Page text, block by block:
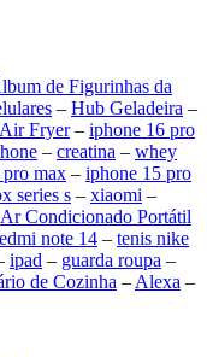
de Figurinhas da
– Hub Geladeira –
Air Fryer– iphone 16 pro
– creatina – whey
max – iphone 15 pro
series s – xiaomi –
Ar Condicionado Portátil
note 14 – tenis nike
ipad – guarda roupa –
de Cozinha – Alexa –